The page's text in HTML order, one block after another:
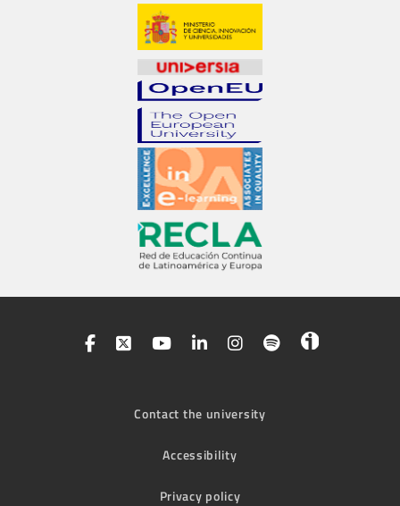
Contact the university
Accessibility
Privacy policy